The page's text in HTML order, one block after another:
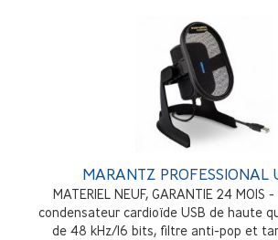
MARANTZ PROFESSIONAL
MATERIEL NEUF, GARANTIE 24 MOIS
condensateur cardioïde USB de haute
de 48 kHz/16 bits, filtre anti-pop et